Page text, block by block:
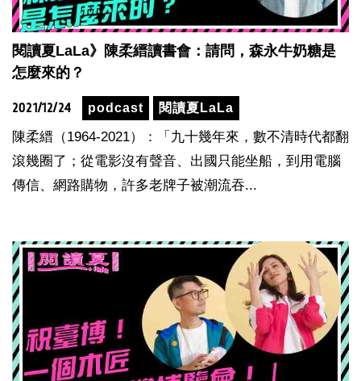
閱讀夏LaLa》陳柔縉讀書會：請問，森永牛奶糖是
怎麼來的？
2021/12/24 podcast 閱讀夏LaLa
陳柔縉（1964-2021）：「九十幾年來，數不清時代都翻
滾幾圈了；從電影沒有聲音、出國只能坐船，到用電腦
傳信、網路購物，許多老牌子被潮流吞...